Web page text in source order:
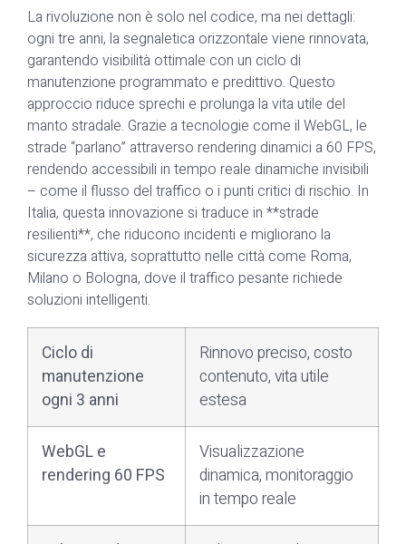
La rivoluzione non è solo nel codice, ma nei dettagli:
ogni tre anni, la segnaletica orizzontale viene rinnovata,
garantendo visibilità ottimale con un ciclo di
manutenzione programmato e predittivo. Questo
approccio riduce sprechi e prolunga la vita utile del
manto stradale. Grazie a tecnologie come il WebGL, le
strade “parlano” attraverso rendering dinamici a 60 FPS,
rendendo accessibili in tempo reale dinamiche invisibili
– come il flusso del traffico o i punti critici di rischio. In
Italia, questa innovazione si traduce in **strade
resilienti**, che riducono incidenti e migliorano la
sicurezza attiva, soprattutto nelle città come Roma,
Milano o Bologna, dove il traffico pesante richiede
soluzioni intelligenti.
Ciclo di
manutenzione
ogni 3 anni
Rinnovo preciso, costo
contenuto, vita utile
estesa
WebGL e
rendering 60 FPS
Visualizzazione
dinamica, monitoraggio
in tempo reale